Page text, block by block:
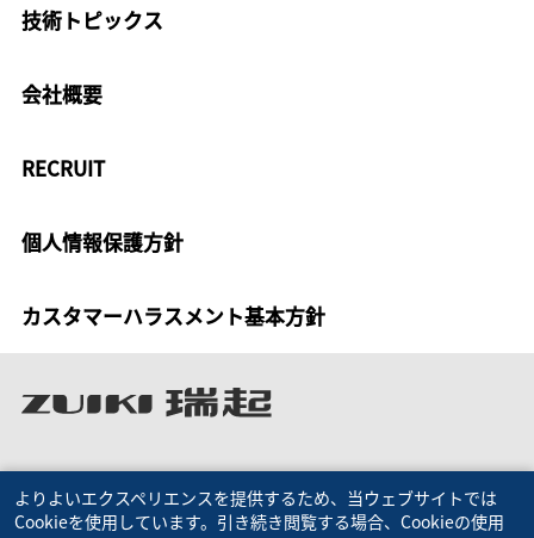
技術トピックス
会社概要
RECRUIT
個人情報保護方針
カスタマーハラスメント基本方針
よりよいエクスペリエンスを提供するため、当ウェブサイトでは
Cookieを使用しています。引き続き閲覧する場合、Cookieの使用